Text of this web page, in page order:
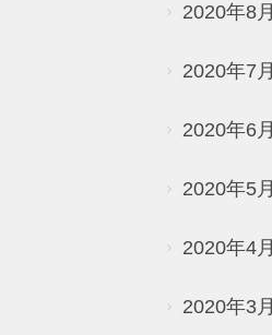
2020年8月
2020年7月
2020年6月
2020年5月
2020年4月
2020年3月